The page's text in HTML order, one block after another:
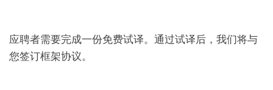
应聘者需要完成一份免费试译。通过试译后，我们将与
您签订框架协议。